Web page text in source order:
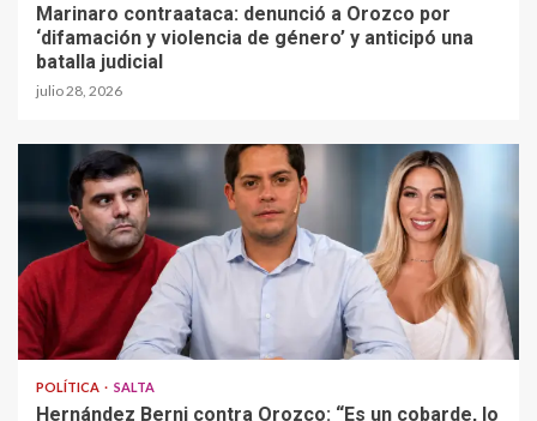
Marinaro contraataca: denunció a Orozco por
‘difamación y violencia de género’ y anticipó una
batalla judicial
julio 28, 2026
POLÍTICA SALTA
Hernández Berni contra Orozco: “Es un cobarde, lo